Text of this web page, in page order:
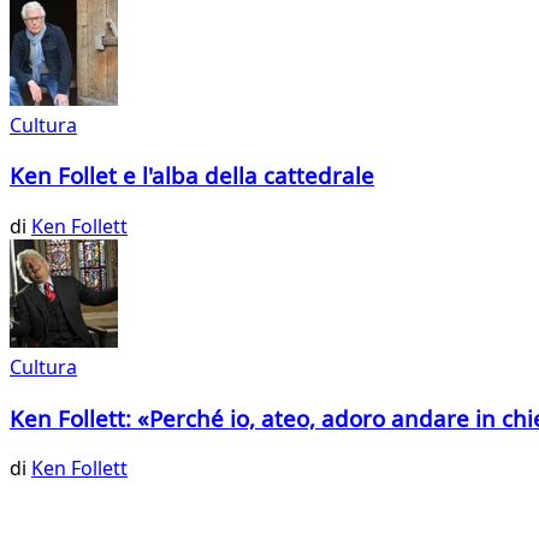
Cultura
Ken Follet e l'alba della cattedrale
di Ken Follett
Cultura
Ken Follett: «Perché io, ateo, adoro andare in
di Ken Follett